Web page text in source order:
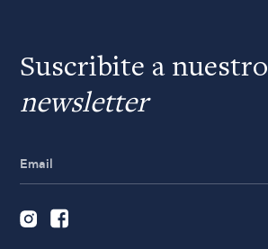
Suscribite a nuestro
newsletter